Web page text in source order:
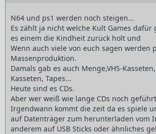
N64 und ps1 werden noch steigen...
Es zählt ja nicht welche Kult Games dafür
es einem die Kindheit zurück holt und
Wenn auch viele von euch sagen werden
Massenproduktion.
Damals gab es auch Menge,VHS-
Kasseten, Tapes...
Heute sind es CDs.
Aber wer weiß wie lange CDs noch
Irgendwann kommt die zeit da es spiele
auf Datenträger zum herunterladen vom
anderem auf USB Sticks oder ähnliches